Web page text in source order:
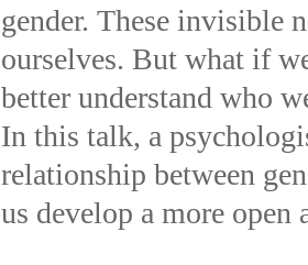
gender. These invisible
ourselves. But what if
better understand who
In this talk, a
relationship between
us develop a more